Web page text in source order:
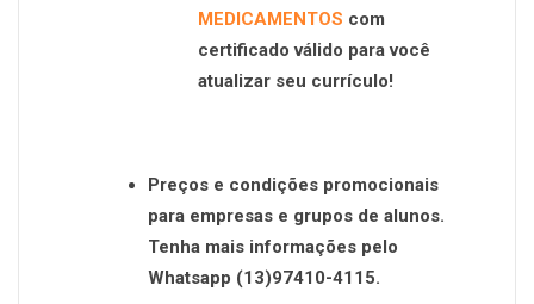
MEDICAMENTOS com
certificado válido para você
atualizar seu currículo!
Preços e condições promocionais
para empresas e grupos de alunos.
Tenha mais informações pelo
Whatsapp (13)97410-4115.